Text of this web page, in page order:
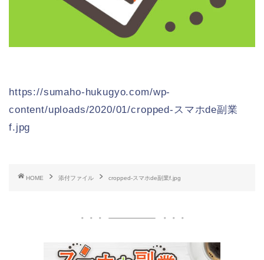
https://sumaho-hukugyo.com/wp-
content/uploads/2020/01/cropped-スマホde副業
f.jpg
HOME 添付ファイル cropped-スマホde副業f.jpg